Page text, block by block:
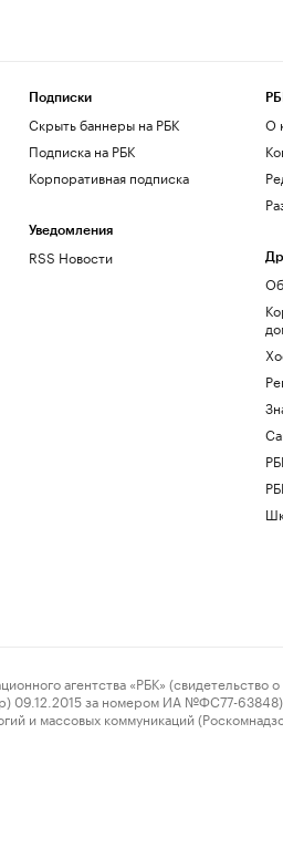
Подписки
Скрыть баннеры на РБК
Подписка на РБК
Корпоративная подписка
Уведомления
RSS Новости
О
агентства «РБК» (свидетельство о
за номером ИА №ФС77-63848)
и массовых коммуникаций